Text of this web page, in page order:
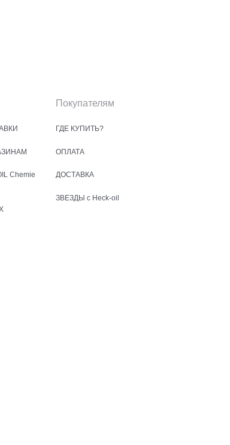
Chemie
Покупателям
ГДЕ КУПИТЬ?
ОПЛАТА
ДОСТАВКА
ЗВЕЗДЫ с Heck-oil